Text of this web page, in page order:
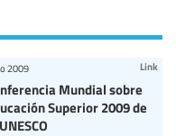
Mundial sobre
Superior 2009 de
2009 Link